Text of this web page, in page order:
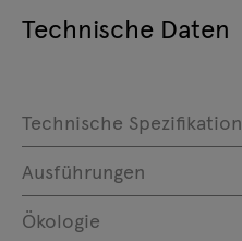
Technische Daten
Technische Spezifikation
Ausführungen
Ökologie